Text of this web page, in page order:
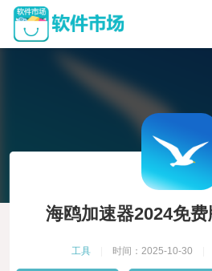
海鸥加速器2024免
工具 时间：2025-10-30